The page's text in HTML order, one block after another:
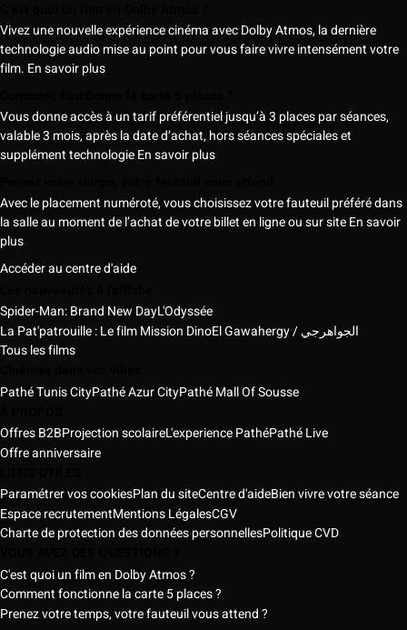
Vivez une nouvelle expérience cinéma avec Dolby Atmos, la dernière
technologie audio mise au point pour vous faire vivre intensément votre
film. En savoir plus
Vous donne accès à un tarif préférentiel jusqu’à 3 places par séances,
valable 3 mois, après la date d’achat, hors séances spéciales et
supplément technologieEn savoir plus
Avec le placement numéroté, vous choisissez votre fauteuil préféré dans
la salle au moment de l’achat de votre billet en ligne ou sur siteEn savoir
plus
Accéder au centre d'aide
Spider-Man: Brand New DayL'Odyssée
La Pat'patrouille : Le film Mission Dino
El Gawahergy / الجواهرجي
Tous les films
Pathé Tunis CityPathé Azur CityPathé Mall Of Sousse
Offres B2BProjection scolaireL'experience PathéPathé Live
Offre anniversaire
Paramétrer vos cookiesPlan du siteCentre d'aideBien vivre votre séance
Espace recrutementMentions LégalesCGV
Charte de protection des données personnellesPolitique CVD
C'est quoi un film en Dolby Atmos ?
Comment fonctionne la carte 5 places ?
Prenez votre temps, votre fauteuil vous attend ?